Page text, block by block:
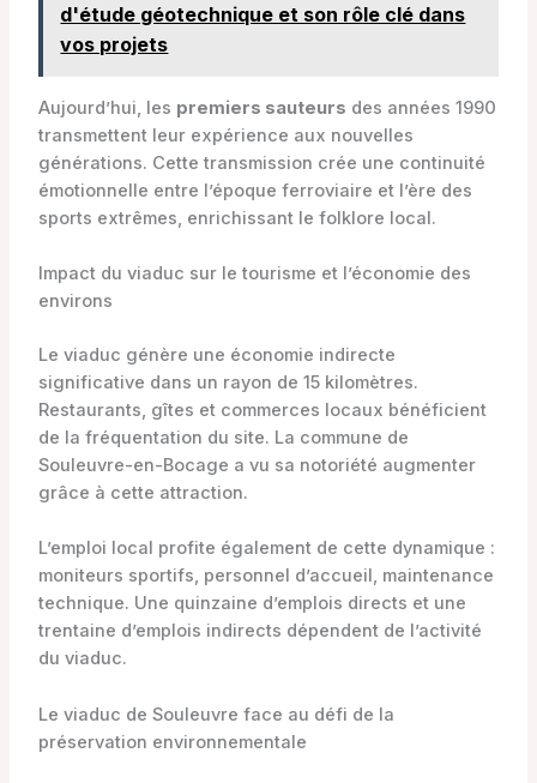
d'étude géotechnique et son rôle clé dans
vos projets
Aujourd’hui, les premiers sauteurs des années 1990
transmettent leur expérience aux nouvelles
générations. Cette transmission crée une continuité
émotionnelle entre l’époque ferroviaire et l’ère des
sports extrêmes, enrichissant le folklore local.
Impact du viaduc sur le tourisme et l’économie des
environs
Le viaduc génère une économie indirecte
significative dans un rayon de 15 kilomètres.
Restaurants, gîtes et commerces locaux bénéficient
de la fréquentation du site. La commune de
Souleuvre-en-Bocage a vu sa notoriété augmenter
grâce à cette attraction.
L’emploi local profite également de cette dynamique :
moniteurs sportifs, personnel d’accueil, maintenance
technique. Une quinzaine d’emplois directs et une
trentaine d’emplois indirects dépendent de l’activité
du viaduc.
Le viaduc de Souleuvre face au défi de la
préservation environnementale